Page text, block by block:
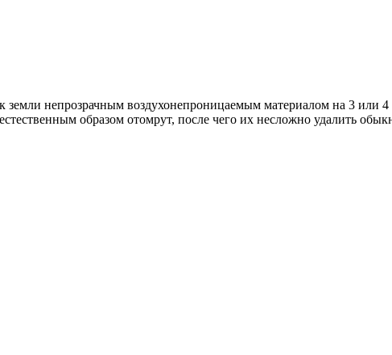
непрозрачным воздухонепроницаемым материалом на 3 или
образом отомрут, после чего их несложно удалить